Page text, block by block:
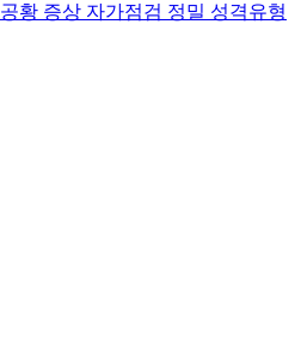
공황 증상 자가점검 정밀 성격유형